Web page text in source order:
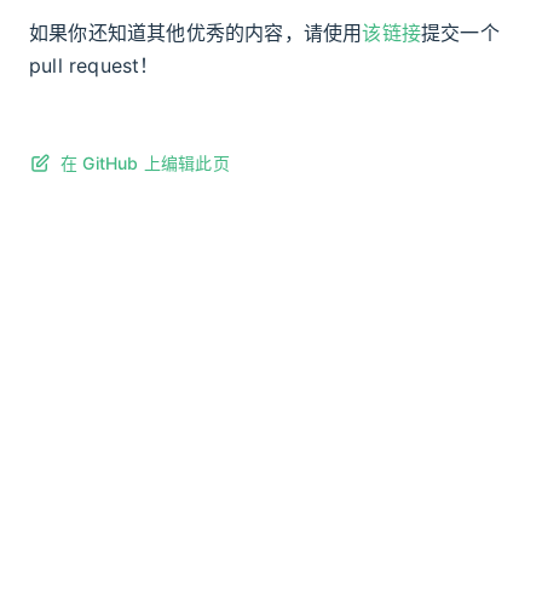
如果你还知道其他优秀的内容，请使用该链接提交一个
pull request！
在 GitHub 上编辑此页